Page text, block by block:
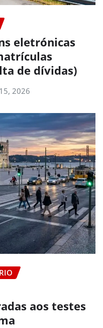
eletrónicas
de dívidas)
2026
aos testes